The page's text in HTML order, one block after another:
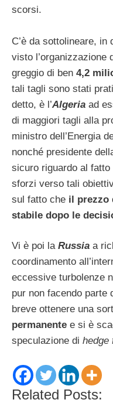
scorsi.
C’è da sottolineare,
visto l’organizzazione
greggio di ben 4,2
tali tagli sono stati
detto, è l’Algeria ad
di maggiori tagli alla
ministro dell’Energia
nonché presidente
sicuro riguardo al
sforzi verso tali
sul fatto che il prezzo
stabile dopo le
Vi è poi la Russia a
coordinamento
eccessive turbolenze
pur non facendo parte
breve ottenere una
permanente e si è
speculazione di hedge
Related Posts: